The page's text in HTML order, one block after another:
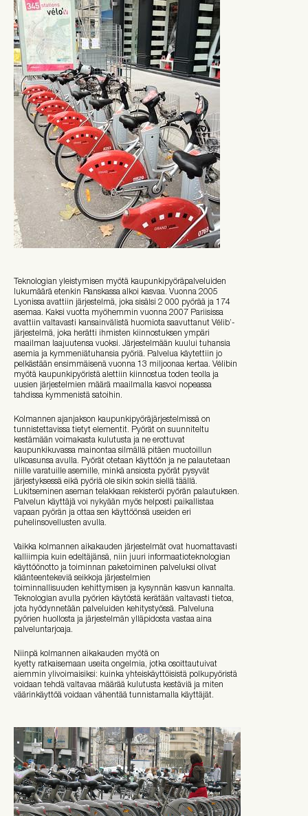
Teknologian yleistymisen myötä kaupunkipyöräpalveluiden
lukumäärä etenkin Ranskassa alkoi kasvaa. Vuonna 2005
Lyonissa avattiin järjestelmä, joka sisälsi 2 000 pyörää ja 174
asemaa. Kaksi vuotta myöhemmin vuonna 2007 Pariisissa
avattiin valtavasti kansainvälistä huomiota saavuttanut Vélib’-
järjestelmä, joka herätti ihmisten kiinnostuksen ympäri
maailman laajuutensa vuoksi. Järjestelmään kuului tuhansia
asemia ja kymmeniätuhansia pyöriä. Palvelua käytettiin jo
pelkästään ensimmäisenä vuonna 13 miljoonaa kertaa. Vélibin
myötä kaupunkipyöristä alettiin kiinnostua toden teolla ja
uusien järjestelmien määrä maailmalla kasvoi nopeassa
tahdissa kymmenistä satoihin.
Kolmannen ajanjakson kaupunkipyöräjärjestelmissä on
tunnistettavissa tietyt elementit. Pyörät on suunniteltu
kestämään voimakasta kulutusta ja ne erottuvat
kaupunkikuvassa mainontaa silmällä pitäen muotoillun
ulkoasunsa avulla. Pyörät otetaan käyttöön ja ne palautetaan
niille varatuille asemille, minkä ansiosta pyörät pysyvät
järjestyksessä eikä pyöriä ole sikin sokin siellä täällä.
Lukitseminen aseman telakkaan rekisteröi pyörän palautuksen.
Palvelun käyttäjä voi nykyään myös helposti paikallistaa
vapaan pyörän ja ottaa sen käyttöönsä useiden eri
puhelinsovellusten avulla.
Vaikka kolmannen aikakauden järjestelmät ovat huomattavasti
kalliimpia kuin edeltäjänsä, niin juuri informaatioteknologian
käyttöönotto ja toiminnan paketoiminen palveluksi olivat
käänteentekeviä seikkoja järjestelmien
toiminnallisuuden kehittymisen ja kysynnän kasvun kannalta.
Teknologian avulla pyörien käytöstä kerätään valtavasti tietoa,
jota hyödynnetään palveluiden kehitystyössä. Palveluna
pyörien huollosta ja järjestelmän ylläpidosta vastaa aina
palveluntarjoaja.
Niinpä kolmannen aikakauden myötä on
kyetty ratkaisemaan useita ongelmia, jotka osoittautuivat
aiemmin ylivoimaisiksi: kuinka yhteiskäyttöisistä polkupyöristä
voidaan tehdä valtavaa määrää kulutusta kestäviä ja miten
väärinkäyttöä voidaan vähentää tunnistamalla käyttäjät.